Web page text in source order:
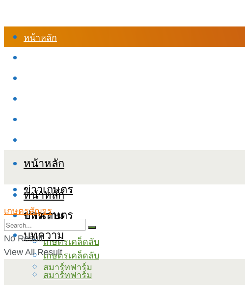
หน้าหลัก
หน้าหลัก
ข่าวเกษตร
บทความ
เกษตรเคล็ดลับ
สมาร์ทฟาร์ม
หน้าหลัก
ข่าวเกษตร
บทความ
เกษตรเคล็ดลับ
สมาร์ทฟาร์ม
เกษตรสัญจร
No Result
View All Result